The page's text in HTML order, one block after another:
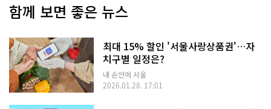
함께 보면 좋은 뉴스
최대 15% 할인 '서울사랑상품권'…자
치구별 일정은?
내 손안에 서울
2026.01.28. 17:01